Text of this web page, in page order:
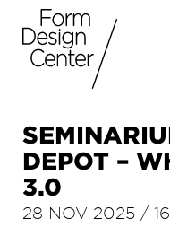
DEPOT –
3.0
28 NOV 2025 /